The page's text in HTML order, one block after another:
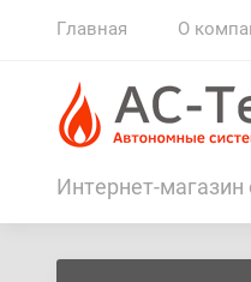
Главная О
Интернет-магазин